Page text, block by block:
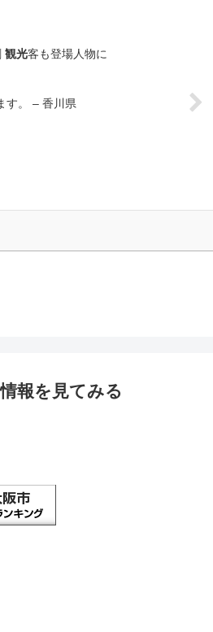
観光客も登場人物に
す。 – 香川県
報を見てみる